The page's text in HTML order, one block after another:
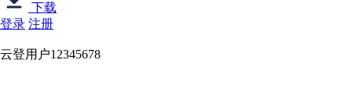
下载
登录 注册
云登用户12345678